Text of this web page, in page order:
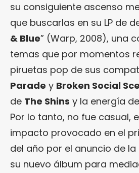
su consiguiente ascenso
que buscarlas en su LP de
& Blue” (Warp, 2008), una
temas que por momentos
piruetas pop de sus
Parade y Broken Social
de The Shins y la energía de
Por lo tanto, no fue casual,
impacto provocado en el
del año por el anuncio de
su nuevo álbum para